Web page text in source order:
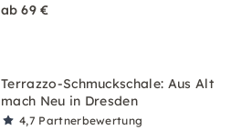
ab 69 €
Terrazzo-Schmuckschale: Aus Alt
mach Neu in Dresden
4,7 Partnerbewertung